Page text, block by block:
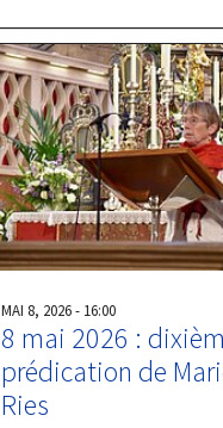
MAI 8, 2026 - 16:00
8 mai 2026 :
prédication de
Ries